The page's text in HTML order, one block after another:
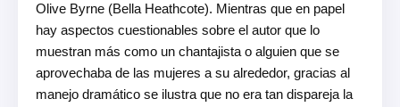
Olive Byrne (Bella Heathcote). Mientras que en papel
hay aspectos cuestionables sobre el autor que lo
muestran más como un chantajista o alguien que se
aprovechaba de las mujeres a su alrededor, gracias al
manejo dramático se ilustra que no era tan dispareja la